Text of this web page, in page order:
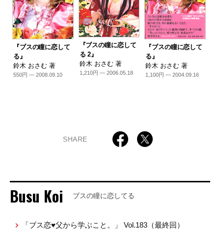
『ブスの瞳に恋して
る』
鈴木 おさむ 著
550円 — 2008.09.10
『ブスの瞳に恋して
る 2』
鈴木 おさむ 著
1,210円 — 2006.05.18
『ブスの瞳に恋して
る』
鈴木 おさむ 著
1,100円 — 2004.09.16
SHARE
Busu Koi ブスの瞳に恋してる
「ブス恋♥父から学ぶこと。」 Vol.183（最終回）